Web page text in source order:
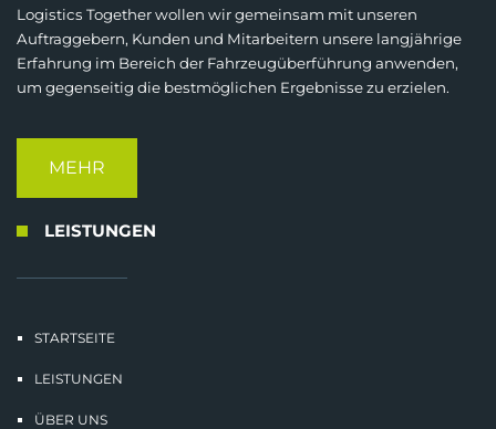
Logistics Together wollen wir gemeinsam mit unseren
Auftraggebern, Kunden und Mitarbeitern unsere langjährige
Erfahrung im Bereich der Fahrzeugüberführung anwenden,
um gegenseitig die bestmöglichen Ergebnisse zu erzielen.
MEHR
LEISTUNGEN
STARTSEITE
LEISTUNGEN
ÜBER UNS